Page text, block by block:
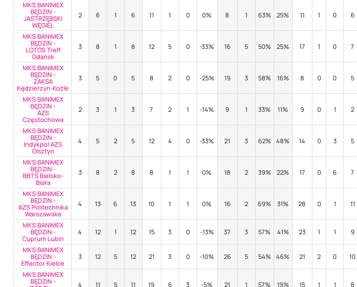
MKS BANIMEX
BĘDZIN -
JASTRZĘBSKI
WĘGIEL
2 6 1 6 11 1 0 0% 8 1 63% 25% 11 1 0 6
MKS BANIMEX
BĘDZIN -
LOTOS Trefl
Gdańsk
3 8 1 8 12 5 0 -33% 16 5 50% 25% 17 1 0 7
MKS BANIMEX
BĘDZIN -
ZAKSA
Kędzierzyn-Koźle
3 5 0 5 8 2 0 -25% 19 3 58% 16% 8 0 0 5
MKS BANIMEX
BĘDZIN -
AZS
Częstochowa
2 3 1 3 7 2 1 -14% 9 1 33% 11% 9 0 1 2
MKS BANIMEX
BĘDZIN -
Indykpol AZS
Olsztyn
4 5 2 5 12 4 0 -33% 21 3 62% 48% 14 0 3 5
MKS BANIMEX
BĘDZIN -
BBTS Bielsko-
Biała
3 8 2 8 8 1 1 0% 18 2 39% 22% 17 0 6 7
MKS BANIMEX
BĘDZIN -
AZS Politechnika
Warszawska
4 13 6 13 10 1 1 0% 16 2 69% 31% 28 0 1 11
MKS BANIMEX
BĘDZIN -
Cuprum Lubin
4 12 1 12 15 3 0 -13% 37 3 57% 41% 23 1 1 9
MKS BANIMEX
BĘDZIN -
Effector Kielce
3 12 5 12 21 3 0 -10% 26 5 54% 46% 21 2 0 10
MKS BANIMEX
BĘDZIN - 4 11 5 11 19 6 3 -5% 21 1 57% 19% 15 1 1 8